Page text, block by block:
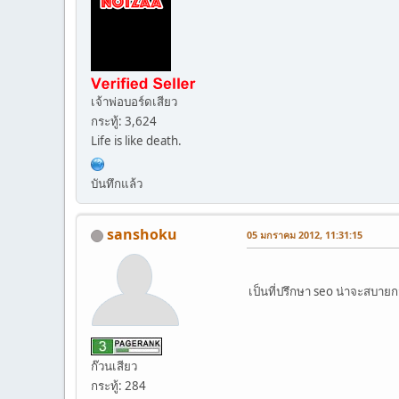
เจ้าพ่อบอร์ดเสียว
กระทู้: 3,624
Life is like death.
บันทึกแล้ว
sanshoku
ก๊วนเสียว
กระทู้: 284
05 มกราคม 2012, 11:31:15
เป็นที่ปรึกษา seo น่าจะสบาย